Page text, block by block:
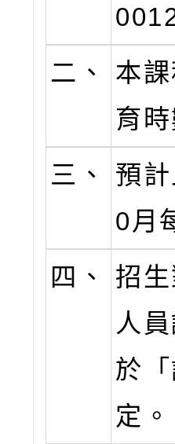
二、
本
育時
三、
預
0月
四、
招
人
於
定。